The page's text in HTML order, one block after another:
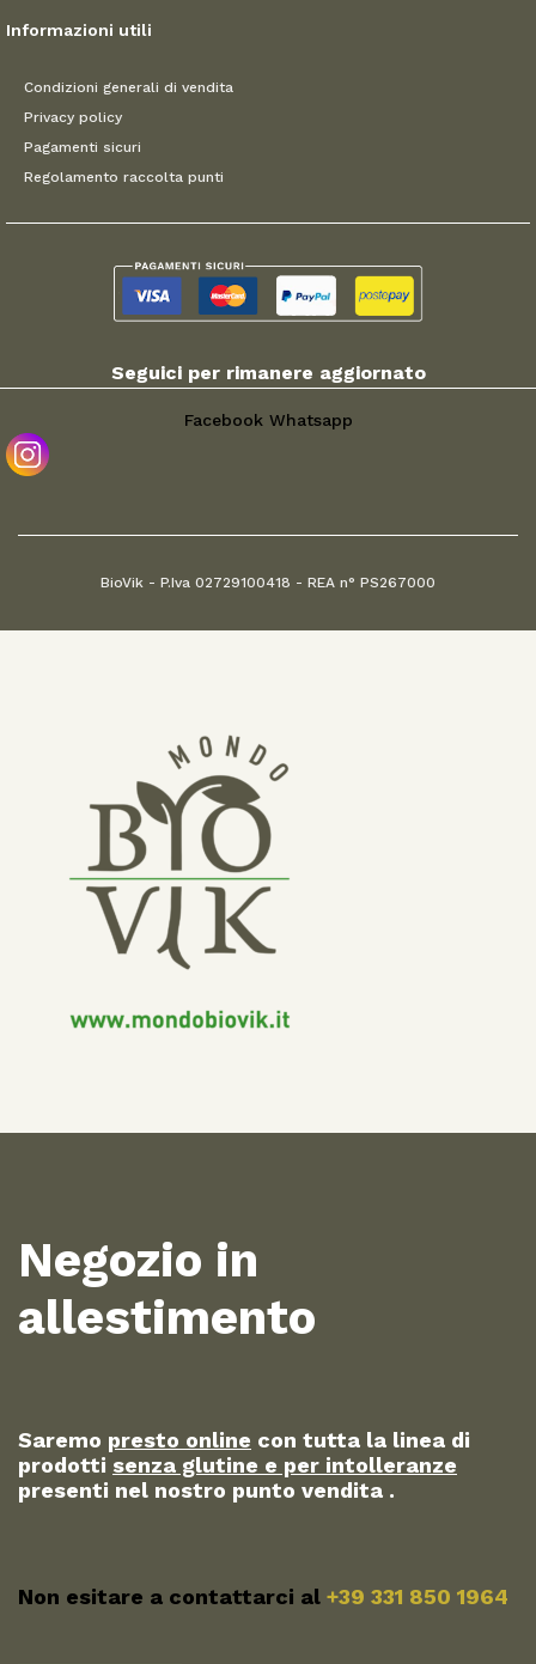
Informazioni utili
Condizioni generali di vendita
Privacy policy
Pagamenti sicuri
Regolamento raccolta punti
Seguici per rimanere aggiornato
Facebook Whatsapp
BioVik - P.Iva 02729100418 - REA n° PS267000
Negozio in
allestimento
Saremo presto online con tutta la linea di
prodotti senza glutine e per intolleranze
presenti nel nostro punto vendita .
Non esitare a contattarci al +39 331 850 1964